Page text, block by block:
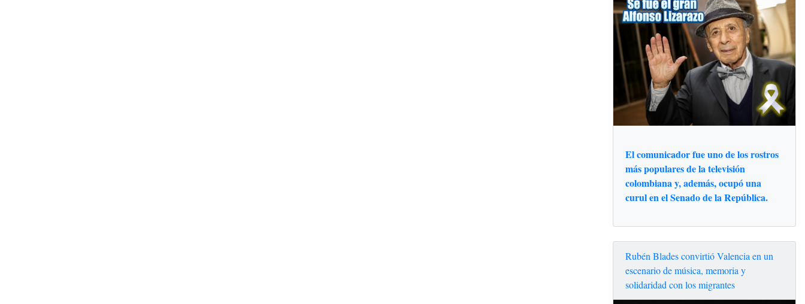
El comunicador fue uno de los rostros
más populares de la televisión
colombiana y, además, ocupó una
curul en el Senado de la República.
Rubén Blades convirtió Valencia en un
escenario de música, memoria y
solidaridad con los migrantes